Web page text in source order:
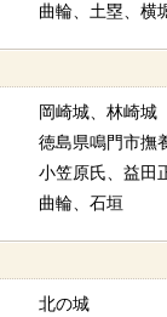
曲輪、土塁、横
岡崎城、林崎城
徳島県鳴門市撫
小笠原氏、益田
曲輪、石垣
北の城